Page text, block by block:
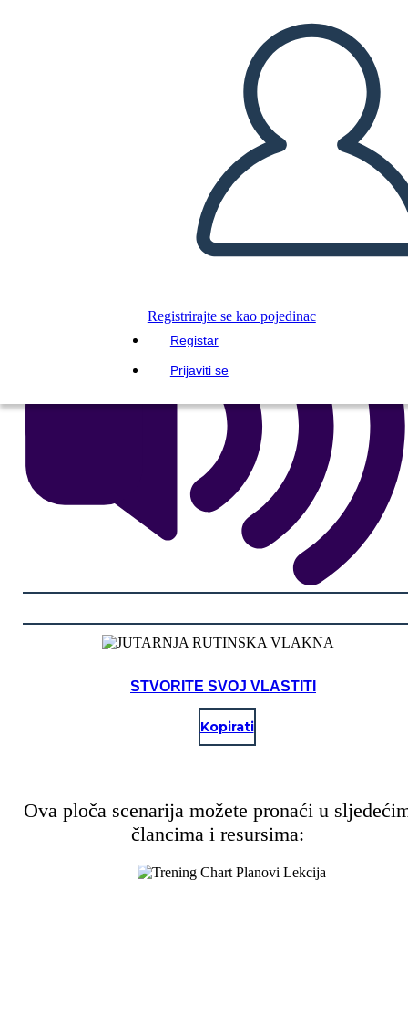
Registrirajte se kao pojedinac
Registar
Prijaviti se
JUTARNJA RUTINSKA
VLAKNA
Kopirajte ovaj Storyboard
IZRADITE PLOČU SCENARIJA
REPRODUCIRAJ DIJAPROJEKCIJU
STVORITE SVOJ VLASTITI
Kopirati
Ova ploča scenarija možete pronaći u
člancima i resursima: